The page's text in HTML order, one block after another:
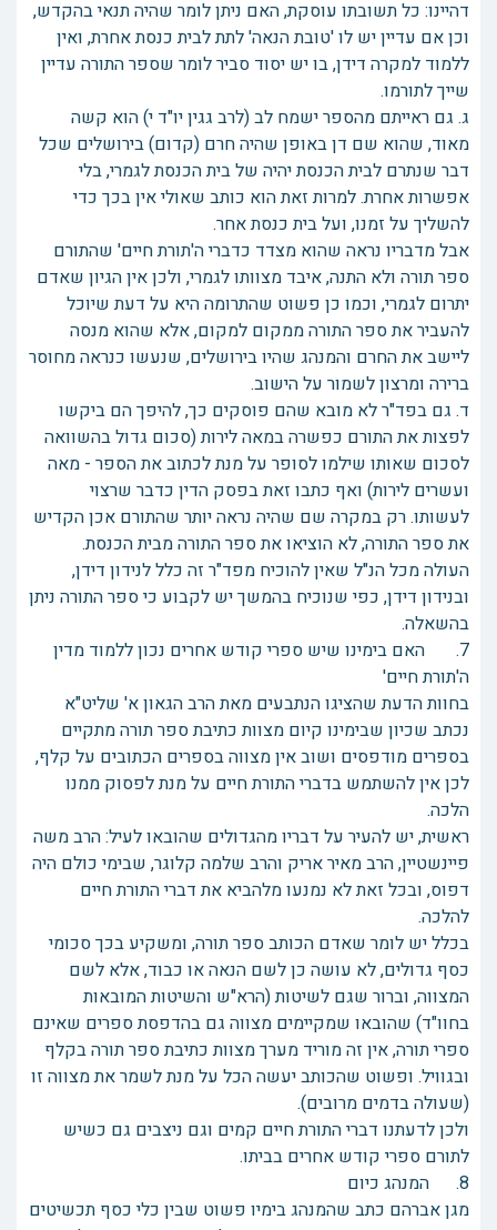
דהיינו: כל תשובתו עוסקת, האם ניתן לומר שהיה תנאי בהקדש,
וכן אם עדיין יש לו 'טובת הנאה' לתת לבית כנסת אחרת, ואין
ללמוד למקרה דידן, בו יש יסוד סביר לומר שספר התורה עדיין
שייך לתורמו.
ג. גם ראייתם מהספר ישמח לב (לרב גגין יו"ד י) הוא קשה
מאוד, שהוא שם דן באופן שהיה חרם (קדום) בירושלים שכל
דבר שנתרם לבית הכנסת יהיה של בית הכנסת לגמרי, בלי
אפשרות אחרת. למרות זאת הוא כותב שאולי אין בכך כדי
להשליך על זמנו, ועל בית כנסת אחר.
אבל מדבריו נראה שהוא מצדד כדברי ה'תורת חיים' שהתורם
ספר תורה ולא התנה, איבד מצוותו לגמרי, ולכן אין הגיון שאדם
יתרום לגמרי, וכמו כן פשוט שהתרומה היא על דעת שיוכל
להעביר את ספר התורה ממקום למקום, אלא שהוא מנסה
ליישב את החרם והמנהג שהיו בירושלים, שנעשו כנראה מחוסר
ברירה ומרצון לשמור על הישוב.
ד. גם בפד"ר לא מובא שהם פוסקים כך, להיפך הם ביקשו
לפצות את התורם כפשרה במאה לירות (סכום גדול בהשוואה
לסכום שאותו שילמו לסופר על מנת לכתוב את הספר - מאה
ועשרים לירות) ואף כתבו זאת בפסק הדין כדבר שרצוי
לעשותו. רק במקרה שם שהיה נראה יותר שהתורם אכן הקדיש
את ספר התורה, לא הוציאו את ספר התורה מבית הכנסת.
העולה מכל הנ"ל שאין להוכיח מפד"ר זה כלל לנידון דידן,
ובנידון דידן, כפי שנוכיח בהמשך יש לקבוע כי ספר התורה ניתן
בהשאלה.
7. האם בימינו שיש ספרי קודש אחרים נכון ללמוד מדין
ה'תורת חיים'
בחוות הדעת שהציגו הנתבעים מאת הרב הגאון א' שליט"א
נכתב שכיון שבימינו קיום מצוות כתיבת ספר תורה מתקיים
בספרים מודפסים ושוב אין מצווה בספרים הכתובים על קלף,
לכן אין להשתמש בדברי התורת חיים על מנת לפסוק ממנו
הלכה.
ראשית, יש להעיר על דבריו מהגדולים שהובאו לעיל: הרב משה
פיינשטיין, הרב מאיר אריק והרב שלמה קלוגר, שבימי כולם היה
דפוס, ובכל זאת לא נמנעו מלהביא את דברי התורת חיים
להלכה.
בכלל יש לומר שאדם הכותב ספר תורה, ומשקיע בכך סכומי
כסף גדולים, לא עושה כן לשם הנאה או כבוד, אלא לשם
המצווה, וברור שגם לשיטות (הרא"ש והשיטות המובאות
בחוו"ד) שהובאו שמקיימים מצווה גם בהדפסת ספרים שאינם
ספרי תורה, אין זה מוריד מערך מצוות כתיבת ספר תורה בקלף
ובגוויל. ופשוט שהכותב יעשה הכל על מנת לשמר את מצווה זו
(שעולה בדמים מרובים).
ולכן לדעתנו דברי התורת חיים קמים וגם ניצבים גם כשיש
לתורם ספרי קודש אחרים בביתו.
8. המנהג כיום
מגן אברהם כתב שהמנהג בימיו פשוט שבין כלי כסף תכשיטים